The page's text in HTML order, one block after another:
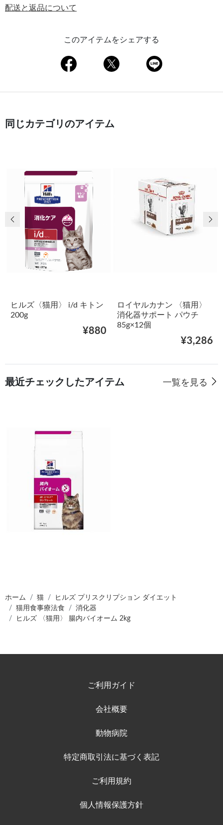
配送と返品について
このアイテムをシェアする
同じカテゴリのアイテム
ヒルズ〈猫用〉 i/d キトン
200g
¥880
ロイヤルカナン 〈猫用〉
消化器サポート パウチ
85g×12個
¥3,286
前の画像 次
最近チェックしたアイテム 一覧を見る
ホーム 猫
ヒルズ プリスクリプション ダイエット
猫用食事療法食
消化器
ヒルズ 〈猫用〉 腸内バイオーム 2kg
ご利用ガイド
会社概要
動物病院
特定商取引法に基づく表記
ご利用規約
個人情報保護方針